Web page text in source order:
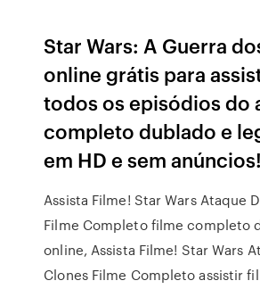
Star Wars: A Guerra
online grátis para
todos os episódios do
completo dublado e
em HD e sem anúncios!
Assista Filme! Star Wars Ataque
Filme Completo filme completo
online, Assista Filme! Star Wars
Clones Filme Completo assistir